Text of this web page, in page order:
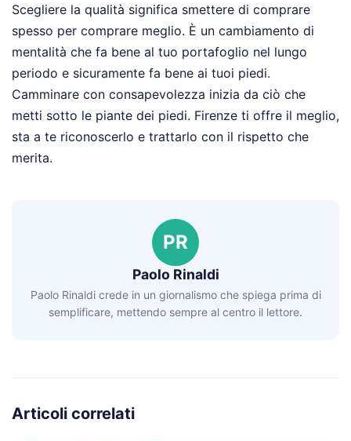
Scegliere la qualità significa smettere di comprare
spesso per comprare meglio. È un cambiamento di
mentalità che fa bene al tuo portafoglio nel lungo
periodo e sicuramente fa bene ai tuoi piedi.
Camminare con consapevolezza inizia da ciò che
metti sotto le piante dei piedi. Firenze ti offre il meglio,
sta a te riconoscerlo e trattarlo con il rispetto che
merita.
PR
Paolo Rinaldi
Paolo Rinaldi crede in un giornalismo che spiega prima di
semplificare, mettendo sempre al centro il lettore.
Articoli correlati